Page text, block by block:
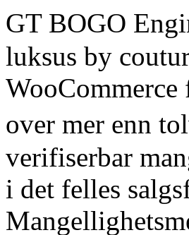
GT BOGO
luksus by
over mer enn
verifiserbar
i det felles